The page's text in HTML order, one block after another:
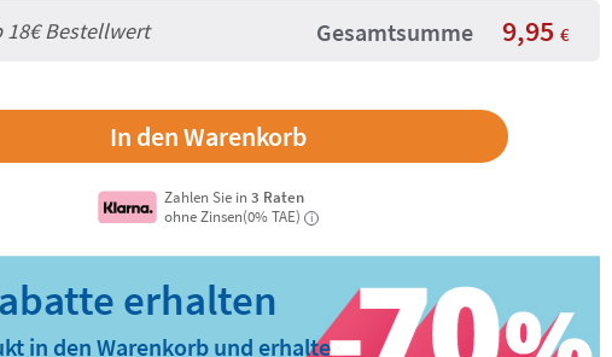
18€Bestellwert Gesamtsumme 9,95 €
Zahlen Sie in3 Raten
ohne Zinsen(0% TAE)
i
in den Warenkorb und erhalte